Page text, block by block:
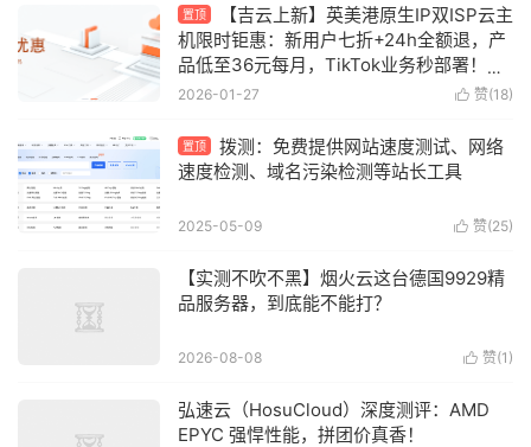
置顶
【吉云上新】英美港原生IP双ISP云主
机限时钜惠：新用户七折+24h全额退，产
品低至36元每月，TikTok业务秒部署！含
测评
 赞(18)
2026-01-27
置顶
拨测：免费提供网站速度测试、网络
速度检测、域名污染检测等站长工具
 赞(25)
2025-05-09
【实测不吹不黑】烟火云这台德国9929精
品服务器，到底能不能打？
 赞(1 )
2026-08-08
弘速云（HosuCloud）深度测评：AMD
EPYC 强悍性能，拼团价真香！